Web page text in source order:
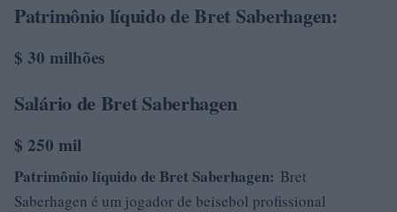
Patrimônio líquido de Bret Saberhagen:
$ 30 milhões
Salário de Bret Saberhagen
$ 250 mil
Patrimônio líquido de Bret Saberhagen: Bret
Saberhagen é um jogador de beisebol profissional